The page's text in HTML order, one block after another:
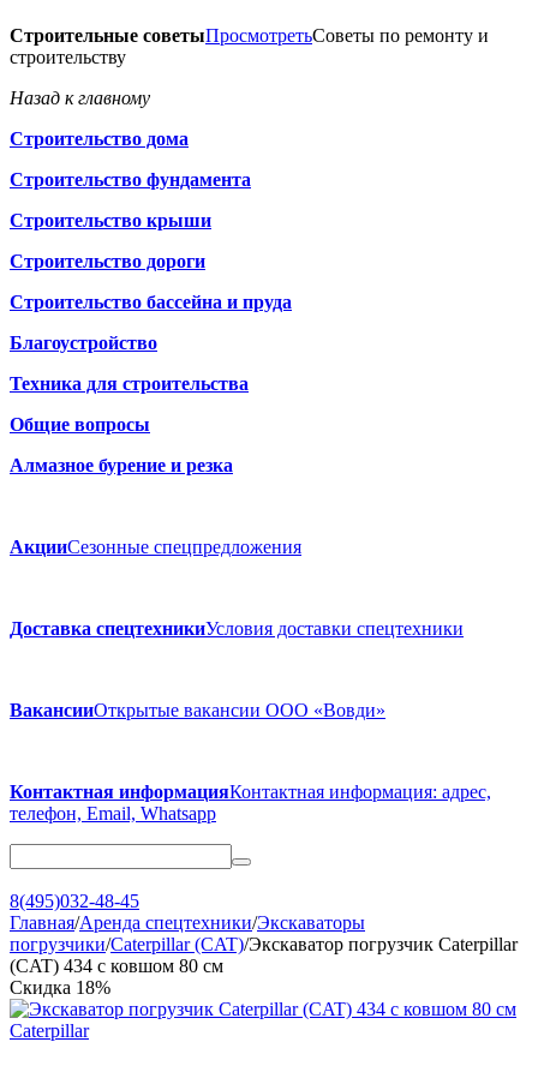
Строительные советыПросмотретьСоветы по ремонту и
строительству
Назад к главному
Строительство дома
Строительство фундамента
Строительство крыши
Строительство дороги
Строительство бассейна и пруда
Благоустройство
Техника для строительства
Общие вопросы
Алмазное бурение и резка
АкцииСезонные спецпредложения
Доставка спецтехникиУсловия доставки спецтехники
ВакансииОткрытые вакансии ООО «Вовди»
Контактная информацияКонтактная информация: адрес,
телефон, Email, Whatsapp
8(495)032-48-45
Главная/Аренда спецтехники/Экскаваторы
погрузчики/Caterpillar (CAT)/Экскаватор погрузчик Caterpillar
(CAT) 434 с ковшом 80 см
Скидка 18%